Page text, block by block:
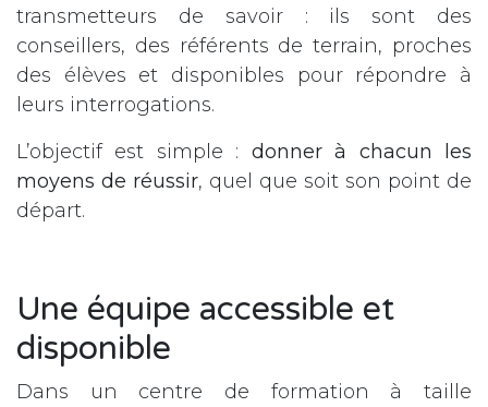
transmetteurs de savoir : ils sont des
conseillers, des référents de terrain, proches
des élèves et disponibles pour répondre à
leurs interrogations.
L’objectif est simple : donner à chacun les
moyens de réussir, quel que soit son point de
départ.
Une équipe accessible et
disponible
Dans un centre de formation à taille